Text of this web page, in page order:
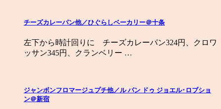
チーズカレーパン他／ひぐらしベーカリー＠十条
左下から時計回りに チーズカレーパン324円、クロワ
ッサン345円、クランベリー …
ジャンボンフロマージュプチ他／ル パン ドゥ ジョエル･ロブショ
ン＠新宿